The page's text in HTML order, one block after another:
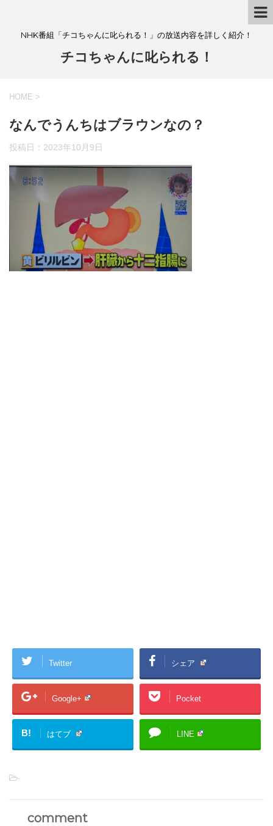
NHK番組「チコちゃんに叱られる！」の放送内容を詳しく紹介！
チコちゃんに叱られる！
HOME >
なんでうんちはブラウンなの？
投稿日： 2023年10月9日
Twitter シェア
Google+ Pocket
B! はてブ LINE
-
comment